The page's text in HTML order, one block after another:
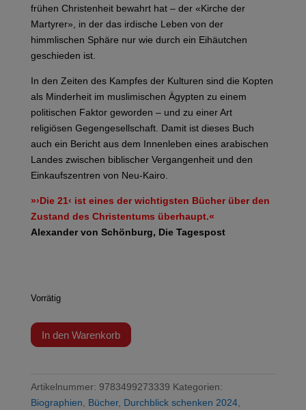
frühen Christenheit bewahrt hat – der «Kirche der
Martyrer», in der das irdische Leben von der
himmlischen Sphäre nur wie durch ein Eihäutchen
geschieden ist.
In den Zeiten des Kampfes der Kulturen sind die Kopten
als Minderheit im muslimischen Ägypten zu einem
politischen Faktor geworden – und zu einer Art
religiösen Gegengesellschaft. Damit ist dieses Buch
auch ein Bericht aus dem Innenleben eines arabischen
Landes zwischen biblischer Vergangenheit und den
Einkaufszentren von Neu-Kairo.
»›Die 21‹ ist eines der wichtigsten Bücher über den
Zustand des Christentums überhaupt.«
Alexander von Schönburg, Die Tagespost
Vorrätig
Mosebach
-
Menge
In den Warenkorb
Artikelnummer: 9783499273339 Kategorien:
Biographien, Bücher, Durchblick schenken 2024,